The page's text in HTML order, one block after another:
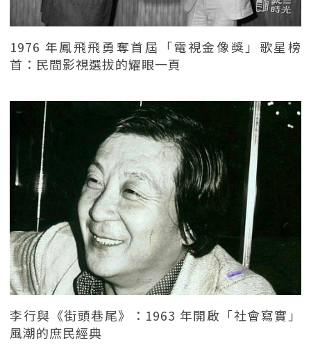
1976 年鳳飛飛勇奪首屆「電視金像獎」歌星榜
首：民間影視選拔的耀眼一頁
李行與《街頭巷尾》：1963 年開啟「社會寫實」
風潮的庶民經典